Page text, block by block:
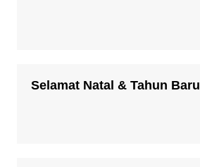
Selamat Natal & Tahun Baru